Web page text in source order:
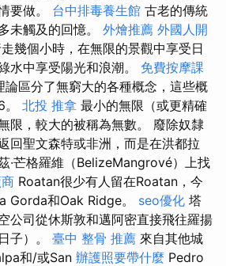
要做。 台中排毒養生館 古老的傳統
未觸及的回憶。 外燴推薦 外國人開
幾個小時，在無限的景觀中享受日
水中享受陽光和浪潮。 免費按摩課
論區分了無窮大的各種概念，這些概
北投 推拿 最小的無限（或更精確
限，較大的被稱為無數。 廢除奴隸
回聖文森特或非洲，而是在洪都拉
·芒格羅維（BelizeMangrové）上找
Roatan很少有人留在Roatan，今
Gorda和Oak Ridge。 seo優化 塔
公司從休斯敦和邁阿密直接飛往羅揚
子）。 臺中 整骨 推薦 來自其他城
和/或San 辦護照要帶什麼 Pedro